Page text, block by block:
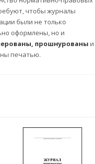
чтобы журналы
были не только
оформлены, но и
прошнурованы и
печатью.